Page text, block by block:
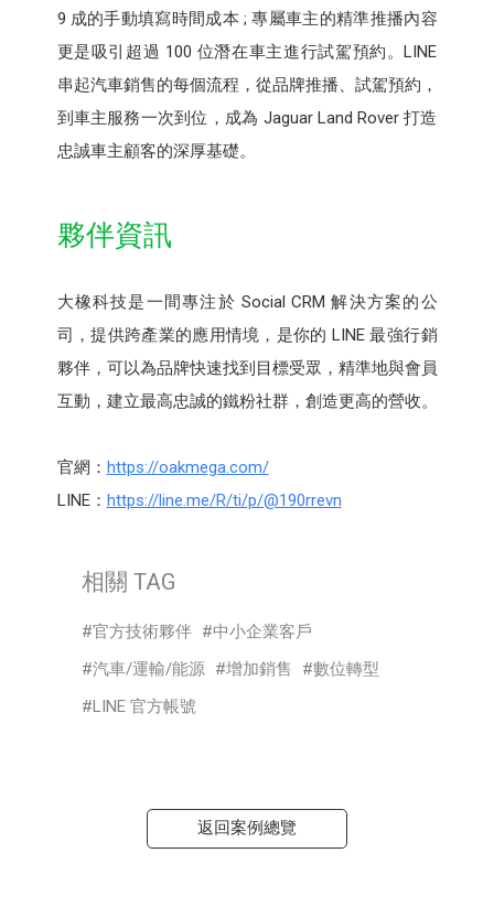
9 成的手動填寫時間成本 ; 專屬車主的精準推播內容
更是吸引超過 100 位潛在車主進行試駕預約。LINE
串起汽車銷售的每個流程，從品牌推播、試駕預約，
到車主服務一次到位，成為 Jaguar Land Rover 打造
忠誠車主顧客的深厚基礎。
夥伴資訊
大橡科技是一間專注於 Social CRM 解決方案的公
司，提供跨產業的應用情境，是你的 LINE 最強行銷
夥伴，可以為品牌快速找到目標受眾，精準地與會員
互動，建立最高忠誠的鐵粉社群，創造更高的營收。
官網： https://oakmega.com/
LINE： https://line.me/R/ti/p/@190rrevn
相關 TAG
官方技術夥伴
中小企業客戶
汽車/運輸/能源
增加銷售
數位轉型
LINE 官方帳號
返回案例總覽